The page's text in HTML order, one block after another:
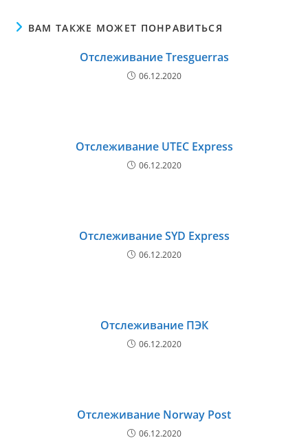
ВАМ ТАКЖЕ МОЖЕТ ПОНРАВИТЬСЯ
Отслеживание Tresguerras
06.12.2020
Отслеживание UTEC Express
06.12.2020
Отслеживание SYD Express
06.12.2020
Отслеживание ПЭК
06.12.2020
Отслеживание Norway Post
06.12.2020